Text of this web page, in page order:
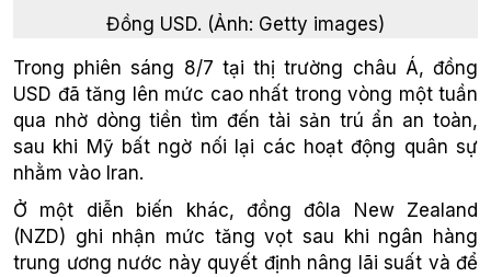
Đồng USD. (Ảnh: Getty images)
Trong phiên sáng 8/7 tại thị trường châu Á, đồng
USD đã tăng lên mức cao nhất trong vòng một tuần
qua nhờ dòng tiền tìm đến tài sản trú ẩn an toàn,
sau khi Mỹ bất ngờ nối lại các hoạt động quân sự
nhằm vào Iran.
Ở một diễn biến khác, đồng đôla New Zealand
(NZD) ghi nhận mức tăng vọt sau khi ngân hàng
trung ương nước này quyết định nâng lãi suất và để